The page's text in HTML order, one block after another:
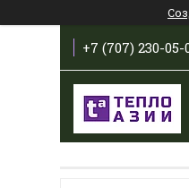
+7 (707) 230-05-